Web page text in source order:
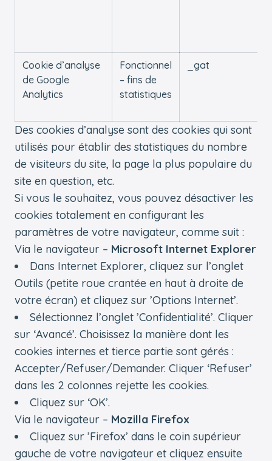
Cookie d’analyse
de Google
Analytics
Fonctionnel
– fins de
statistiques
_gat
Des cookies d’analyse sont des cookies qui sont
utilisés pour établir des statistiques du nombre
de visiteurs du site, la page la plus populaire du
site en question, etc.
Si vous le souhaitez, vous pouvez désactiver les
cookies totalement en configurant les
paramètres de votre navigateur, comme suit :
Via le navigateur – Microsoft Internet Explorer
Dans Internet Explorer, cliquez sur l’onglet
Outils (petite roue crantée en haut à droite de
votre écran) et cliquez sur ’Options Internet’.
Sélectionnez l’onglet ’Confidentialité’. Cliquer
sur ‘Avancé’. Choisissez la manière dont les
cookies internes et tierce partie sont gérés :
Accepter/Refuser/Demander. Cliquer ‘Refuser’
dans les 2 colonnes rejette les cookies.
Cliquez sur ‘OK’.
Via le navigateur – Mozilla Firefox
Cliquez sur ’Firefox’ dans le coin supérieur
gauche de votre navigateur et cliquez ensuite